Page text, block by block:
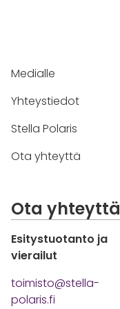
Medialle
Yhteystiedot
Stella Polaris
Ota yhteyttä
Ota yhteyttä
Esitystuotanto ja
vierailut
toimisto@stella-
polaris.fi